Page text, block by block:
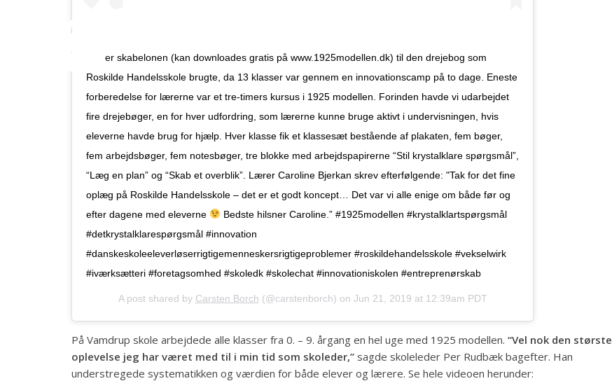
Her er skabelonen (kan downloades gratis på www.1925modellen.dk) til den drejebog som
Roskilde Handelsskole brugte, da 13 klasser var gennem en innovationscamp på to dage. Eneste
forberedelse for lærerne var et tre-timers kursus i 1925 modellen. Forinden havde vi udarbejdet
fire drejebøger, en for hver udfordring, som lærerne kunne bruge aktivt i undervisningen, hvis
eleverne havde brug for hjælp. Hver klasse fik et klassesæt bestående af plakaten, fem bøger,
fem arbejdsbøger, fem notesbøger, tre blokke med arbejdspapirerne “Stil krystalklare spørgsmål”,
“Læg en plan” og “Skab et overblik”. Lærer Caroline Bjerkan skrev efterfølgende: "Tak for det fine
oplæg på Roskilde Handelsskole – det er et godt koncept… Det var vi alle enige om både før og
efter dagene med eleverne
Bedste hilsner Caroline.” #1925modellen #krystalklartspørgsmål
#detkrystalklarespørgsmål #innovation
#danskeskoleeleverløserrigtigemenneskersrigtigeproblemer #roskildehandelsskole #vekselwirk
#iværksætteri #foretagsomhed #skoledk #skolechat #innovationiskolen #entreprenørskab
A post shared by Carsten Borch (@carstenborch) on Jun 21, 2019 at 12:39am PDT
På Vamdrup skole arbejdede alle klasser fra 0. – 9. årgang en hel uge med 1925 modellen. “Vel nok den største
oplevelse jeg har været med til i min tid som skoleder,” sagde skoleleder Per Rudbæk bagefter. Han
understregede systematikken og værdien for både elever og lærere. Se hele videoen herunder: